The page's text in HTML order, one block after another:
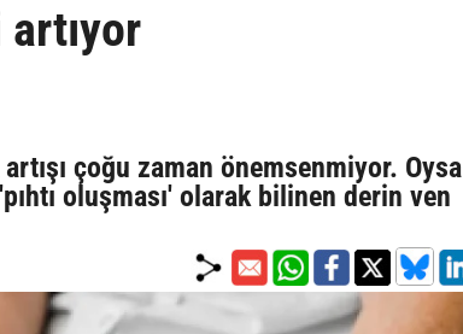
artıyor
çoğu zaman önemsenmiyor. Oysa
oluşması' olarak bilinen derin ven